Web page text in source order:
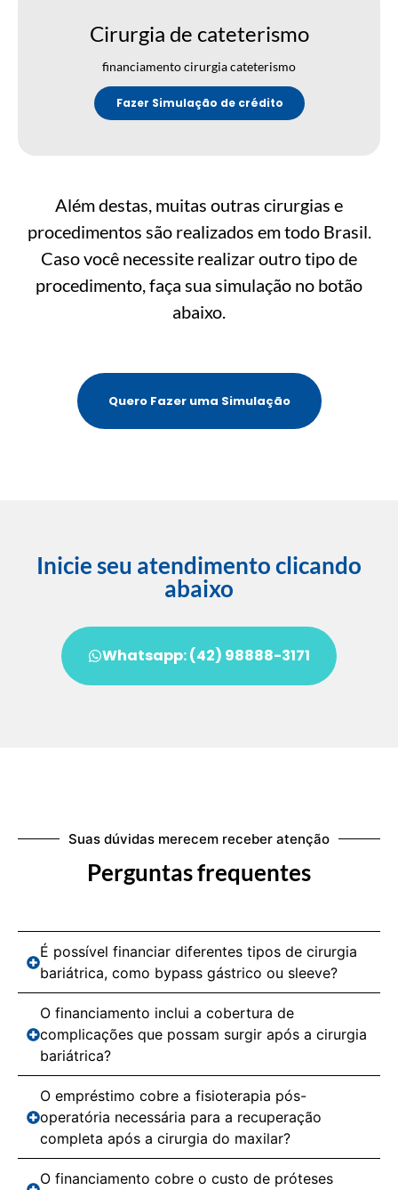
Cirurgia de cateterismo
financiamento cirurgia cateterismo
Fazer Simulação de crédito
Além destas, muitas outras cirurgias e
procedimentos são realizados em todo Brasil.
Caso você necessite realizar outro tipo de
procedimento, faça sua simulação no botão
abaixo.
Quero Fazer uma Simulação
Inicie seu atendimento clicando
abaixo
Whatsapp: (42) 98888-3171
Suas dúvidas merecem receber atenção
Perguntas frequentes
É possível financiar diferentes tipos de cirurgia
bariátrica, como bypass gástrico ou sleeve?
O financiamento inclui a cobertura de
complicações que possam surgir após a cirurgia
bariátrica?
O empréstimo cobre a fisioterapia pós-
operatória necessária para a recuperação
completa após a cirurgia do maxilar?
O financiamento cobre o custo de próteses